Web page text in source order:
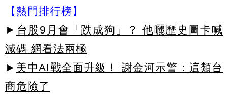
【熱門排行榜】
► 台股9月會「跌成狗」？ 他曬歷史圖卡喊
減碼 網看法兩極
► 美中AI戰全面升級！ 謝金河示警：這類台
商危險了